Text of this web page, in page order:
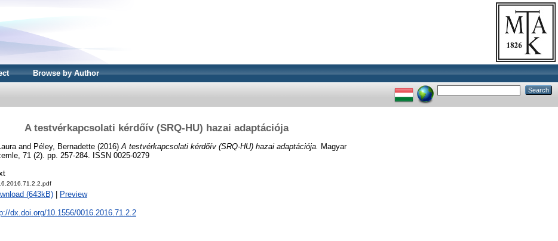
Browse by Author
A testvérkapcsolati kérdőív (SRQ-HU) hazai adaptációja
and Péley, Bernadette (2016) A testvérkapcsolati kérdőív (SRQ-HU) hazai adaptációja. Magyar
71 (2). pp. 257-284. ISSN 0025-0279
(643kB) Preview
dx.doi.org/10.1556/0016.2016.71.2.2